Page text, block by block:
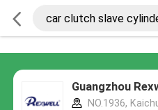
Guangzhou
NO.1936,